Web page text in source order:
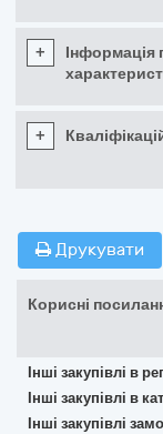
+
Інформація
+
Друкувати
Корисні
Інші закупівлі в
Інші закупівлі в
Інші закупівлі